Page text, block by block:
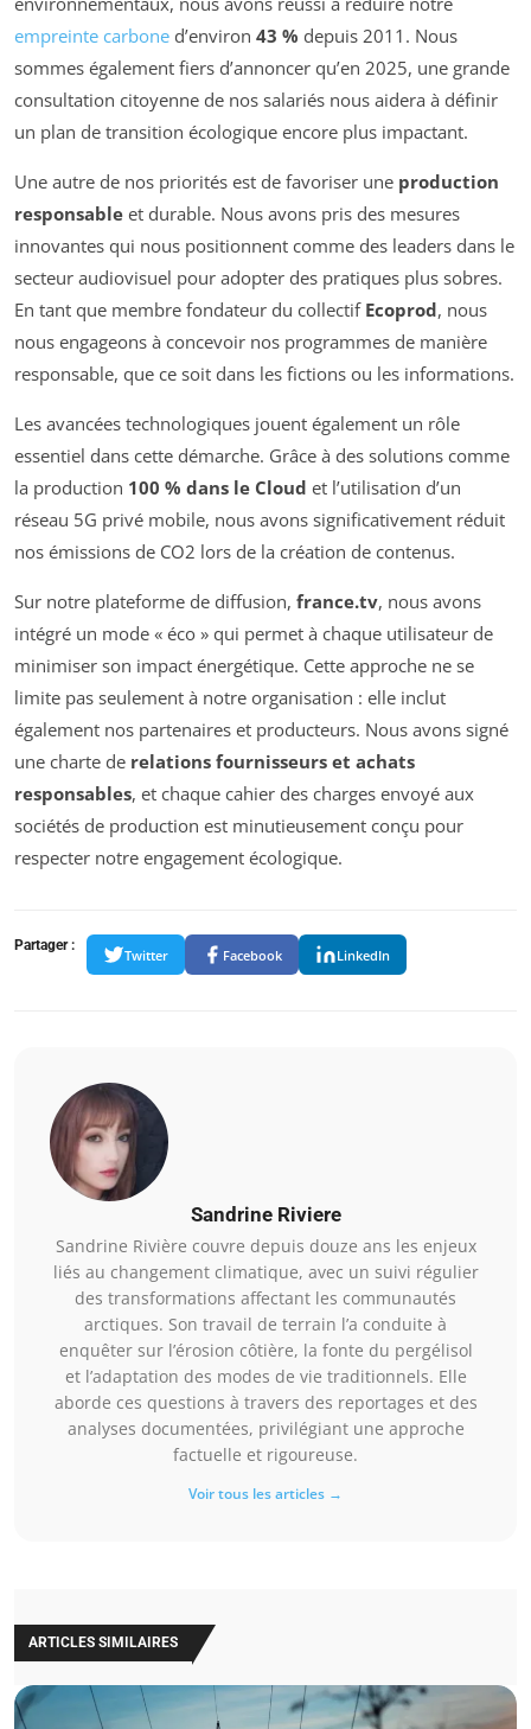
empreinte carbone d’environ 43 % depuis 2011. Nous
sommes également fiers d’annoncer qu’en 2025, une grande
consultation citoyenne de nos salariés nous aidera à définir
un plan de transition écologique encore plus impactant.
Une autre de nos priorités est de favoriser une production
responsable et durable. Nous avons pris des mesures
innovantes qui nous positionnent comme des leaders dans le
secteur audiovisuel pour adopter des pratiques plus sobres.
En tant que membre fondateur du collectif Ecoprod, nous
nous engageons à concevoir nos programmes de manière
responsable, que ce soit dans les fictions ou les informations.
Les avancées technologiques jouent également un rôle
essentiel dans cette démarche. Grâce à des solutions comme
la production 100 % dans le Cloud et l’utilisation d’un
réseau 5G privé mobile, nous avons significativement réduit
nos émissions de CO2 lors de la création de contenus.
Sur notre plateforme de diffusion, france.tv, nous avons
intégré un mode « éco » qui permet à chaque utilisateur de
minimiser son impact énergétique. Cette approche ne se
limite pas seulement à notre organisation : elle inclut
également nos partenaires et producteurs. Nous avons signé
une charte de relations fournisseurs et achats
responsables, et chaque cahier des charges envoyé aux
sociétés de production est minutieusement conçu pour
respecter notre engagement écologique.
Partager :
Twitter Facebook LinkedIn
Sandrine Riviere
Sandrine Rivière couvre depuis douze ans les enjeux
liés au changement climatique, avec un suivi régulier
des transformations affectant les communautés
arctiques. Son travail de terrain l’a conduite à
enquêter sur l’érosion côtière, la fonte du pergélisol
et l’adaptation des modes de vie traditionnels. Elle
aborde ces questions à travers des reportages et des
analyses documentées, privilégiant une approche
factuelle et rigoureuse.
Voir tous les articles →
ARTICLES SIMILAIRES